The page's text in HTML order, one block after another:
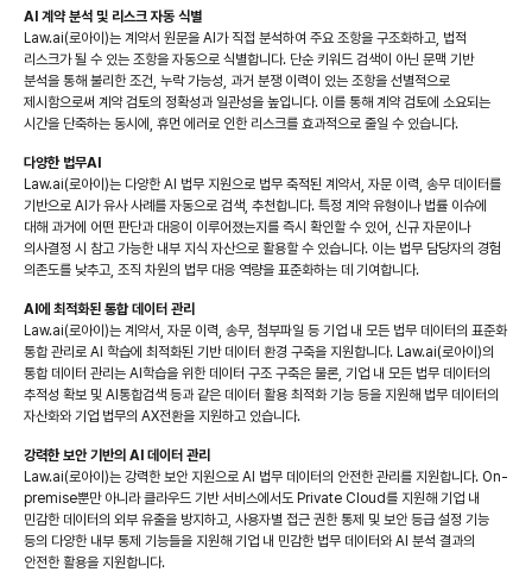
AI 계약 분석 및 리스크 자동 식별
Law.ai(로아이)는 계약서 원문을 AI가 직접 분석하여 주요 조항을 구조화하고, 법적
리스크가 될 수 있는 조항을 자동으로 식별합니다. 단순 키워드 검색이 아닌 문맥 기반
분석을 통해 불리한 조건, 누락 가능성, 과거 분쟁 이력이 있는 조항을 선별적으로
제시함으로써 계약 검토의 정확성과 일관성을 높입니다. 이를 통해 계약 검토에 소요되는
시간을 단축하는 동시에, 휴먼 에러로 인한 리스크를 효과적으로 줄일 수 있습니다.
다양한 법무AI
Law.ai(로아이)는 다양한 AI 법무 지원으로 법무 축적된 계약서, 자문 이력, 송무 데이터를
기반으로 AI가 유사 사례를 자동으로 검색, 추천합니다. 특정 계약 유형이나 법률 이슈에
대해 과거에 어떤 판단과 대응이 이루어졌는지를 즉시 확인할 수 있어, 신규 자문이나
의사결정 시 참고 가능한 내부 지식 자산으로 활용할 수 있습니다. 이는 법무 담당자의 경험
의존도를 낮추고, 조직 차원의 법무 대응 역량을 표준화하는 데 기여합니다.
AI에 최적화된 통합 데이터 관리
Law.ai(로아이)는 계약서, 자문 이력, 송무, 첨부파일 등 기업 내 모든 법무 데이터의 표준화
통합 관리로 AI 학습에 최적화된 기반 데이터 환경 구축을 지원합니다. Law.ai(로아이)의
통합 데이터 관리는 AI학습을 위한 데이터 구조 구축은 물론, 기업 내 모든 법무 데이터의
추적성 확보 및 AI통합검색 등과 같은 데이터 활용 최적화 기능 등을 지원해 법무 데이터의
자산화와 기업 법무의 AX전환을 지원하고 있습니다.
강력한 보안 기반의 AI 데이터 관리
Law.ai(로아이)는 강력한 보안 지원으로 AI 법무 데이터의 안전한 관리를 지원합니다. On-
premise뿐만 아니라 클라우드 기반 서비스에서도 Private Cloud를 지원해 기업 내
민감한 데이터의 외부 유출을 방지하고, 사용자별 접근 권한 통제 및 보안 등급 설정 기능
등의 다양한 내부 통제 기능들을 지원해 기업 내 민감한 법무 데이터와 AI 분석 결과의
안전한 활용을 지원합니다.